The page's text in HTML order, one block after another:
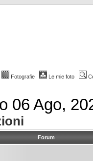
Fotografie Le mie foto
06 Ago,
Forum